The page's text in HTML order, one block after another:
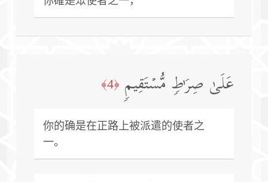
عَلَىٰ صِرَ ٰ⁠طࣲ مُّسۡتَقِیمࣲ ﴿4﴾
你的确是在正路上被派遣的使者之
一。